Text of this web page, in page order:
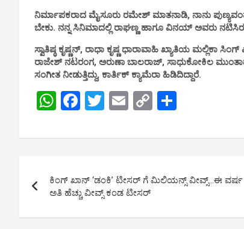
ನಿರ್ಮಾಪಕರಾದ ಮೈಸೂರು ರಮೇಶ್ ಮಾತನಾಡಿ, ನಾನು
ಬೇಕು. ನನ್ನ ಸಿನಿಮಾದಲ್ಲಿ ರಾಘಣ್ಣ ಹಾಗೂ ವಿನಯ್ ಅವರು
ಸ್ವಾತಿಷ್ಠ ಕೃಷ್ಣನ್, ರಾಧಾ ಕೃಷ್ಣ ಧಾರಾವಾಹಿ ಖ್ಯಾತಿಯ
ರಾಜೇಶ್ ನಟರಂಗ, ಅರುಣಾ ಬಾಲರಾಜ್, ಸಾಧುಕೋಕಿಲ
ಸಂಗೀತ ನೀಡುತ್ತಿದ್ದು, ಕಾರ್ತಿಕ್ ಕ್ಯಾಮೆರಾ ಹಿಡಿದಿದ್ದಾರೆ.
W
at
A
p
p
F
ce
o
o
k
T
tt
E
ail
C
py
n
ar
navigation
ಕಿಂಗ್ ಖಾನ್ ‘ಡಂಕಿ’ ಟೀಸರ್ ಗೆ ಮಿಲಿಯನ್ಸ್ ವೀವ್ಸ್…ಈ ವರ್ಷ
ಅತಿ ಹೆಚ್ಚು ವೀವ್ಸ್ ಕಂಡ ಟೀಸರ್